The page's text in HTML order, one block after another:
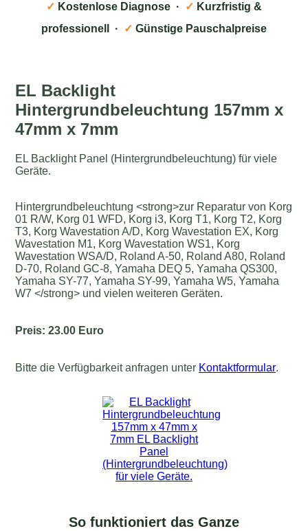
✓ Kostenlose Diagnose · ✓ Kurzfristig &
professionell ·
✓ Günstige Pauschalpreise
EL Backlight
Hintergrundbeleuchtung 157mm x
47mm x 7mm
EL Backlight Panel (Hintergrundbeleuchtung) für viele
Geräte.
Hintergrundbeleuchtung <strong>zur Reparatur von Korg
01 R/W, Korg 01 WFD, Korg i3, Korg T1, Korg T2, Korg
T3, Korg Wavestation A/D, Korg Wavestation EX, Korg
Wavestation M1, Korg Wavestation WS1, Korg
Wavestation WSA/D, Roland A-50, Roland A80, Roland
D-70, Roland GC-8, Yamaha DEQ 5, Yamaha QS300,
Yamaha SY-77, Yamaha SY-99, Yamaha W5, Yamaha
W7 </strong> und vielen weiteren Geräten.
Preis: 23.00 Euro
Bitte die Verfügbarkeit anfragen unter Kontaktformular.
So funktioniert das Ganze